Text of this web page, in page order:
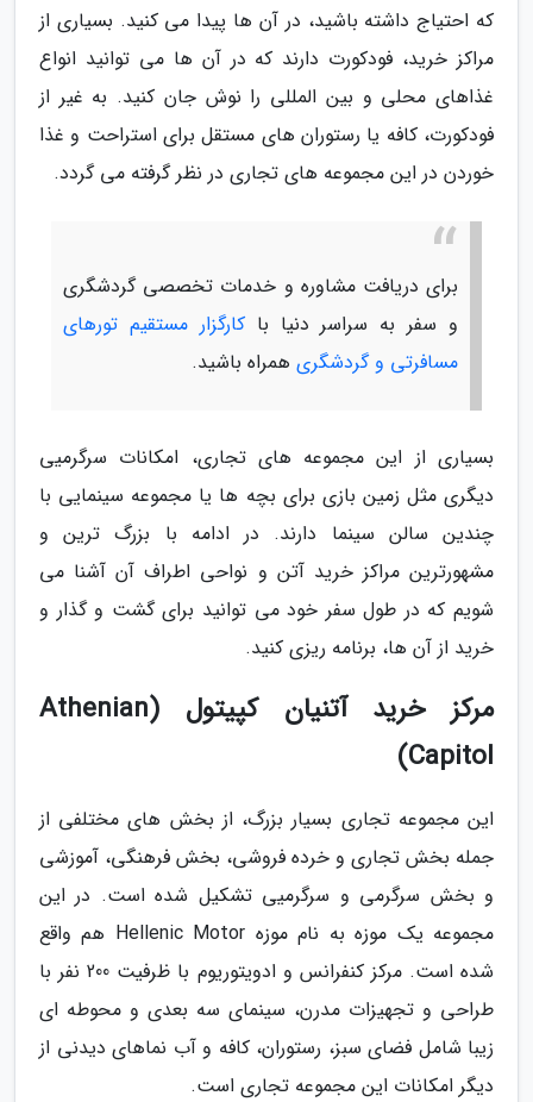
که احتیاج داشته باشید، در آن ها پیدا می کنید. بسیاری از
مراکز خرید، فودکورت دارند که در آن ها می توانید انواع
غذاهای محلی و بین المللی را نوش جان کنید. به غیر از
فودکورت، کافه یا رستوران های مستقل برای استراحت و غذا
خوردن در این مجموعه های تجاری در نظر گرفته می گردد.
برای دریافت مشاوره و خدمات تخصصی گردشگری
و سفر به سراسر دنیا باکارگزار مستقیم تورهای
مسافرتی و گردشگری همراه باشید.
بسیاری از این مجموعه های تجاری، امکانات سرگرمیی
دیگری مثل زمین بازی برای بچه ها یا مجموعه سینمایی با
چندین سالن سینما دارند. در ادامه با بزرگ ترین و
مشهورترین مراکز خرید آتن و نواحی اطراف آن آشنا می
شویم که در طول سفر خود می توانید برای گشت و گذار و
خرید از آن ها، برنامه ریزی کنید.
مرکز خرید آتنیان کپیتول (Athenian
Capitol)
این مجموعه تجاری بسیار بزرگ، از بخش های مختلفی از
جمله بخش تجاری و خرده فروشی، بخش فرهنگی، آموزشی
و بخش سرگرمی و سرگرمیی تشکیل شده است. در این
مجموعه یک موزه به نام موزه Hellenic Motor هم واقع
شده است. مرکز کنفرانس و ادویتوریوم با ظرفیت 200 نفر با
طراحی و تجهیزات مدرن، سینمای سه بعدی و محوطه ای
زیبا شامل فضای سبز، رستوران، کافه و آب نماهای دیدنی از
دیگر امکانات این مجموعه تجاری است.